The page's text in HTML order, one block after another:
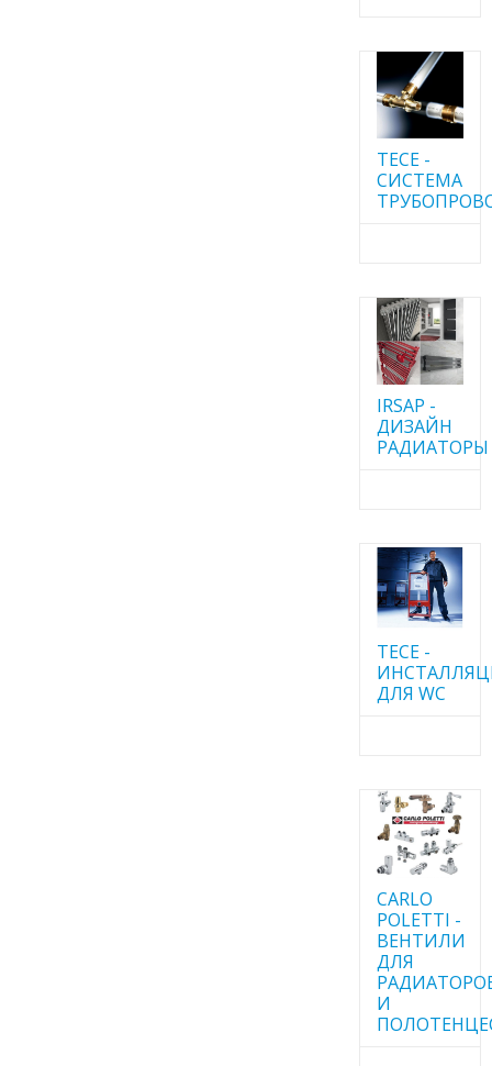
TECE -
CИСТЕМА
IRSAP -
ДИЗАЙН
РАДИАТОРЫ
TECE -
ДЛЯ WC
CARLO
POLETTI -
ВЕНТИЛИ
ДЛЯ
И